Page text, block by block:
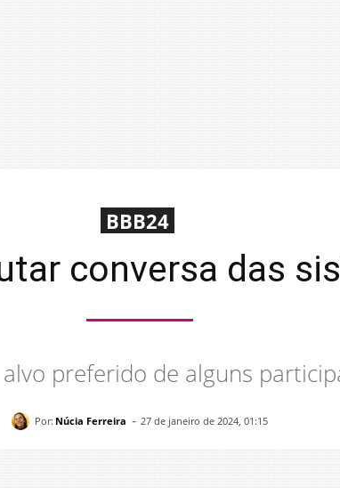
BBB24
conversa das
preferido de alguns
Por: Núcia Ferreira - 27 de janeiro de 2024, 01:15